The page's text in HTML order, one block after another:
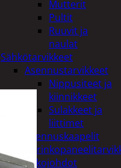
Mutterit
Pultit
Ruuvit ja
naulat
Sähkötarvikkeet
Asennustarvikkeet
Nippusiteet ja
kiinnikkeet
Sulakkeet ja
liittimet
Asennuskaapelit
Jatkojohdot